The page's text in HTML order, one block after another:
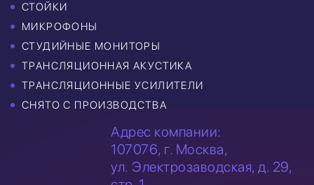
СТОЙКИ
МИКРОФОНЫ
СТУДИЙНЫЕ МОНИТОРЫ
ТРАНСЛЯЦИОННАЯ АКУСТИКА
ТРАНСЛЯЦИОННЫЕ УСИЛИТЕЛИ
СНЯТО С ПРОИЗВОДСТВА
Адрес компании:
107076, г. Москва,
ул. Электрозаводская, д. 29,